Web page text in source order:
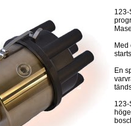
123-
Med
En
123-